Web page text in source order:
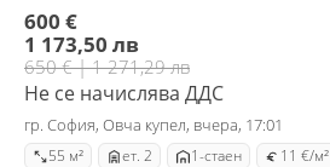
600 €
1 173,50 лв
650 € | 1 271,29 лв
Не се начислява ДДС
гр. София, Овча купел, вчера, 17:01
55 м² ет. 2 1-стаен 11 €/м²